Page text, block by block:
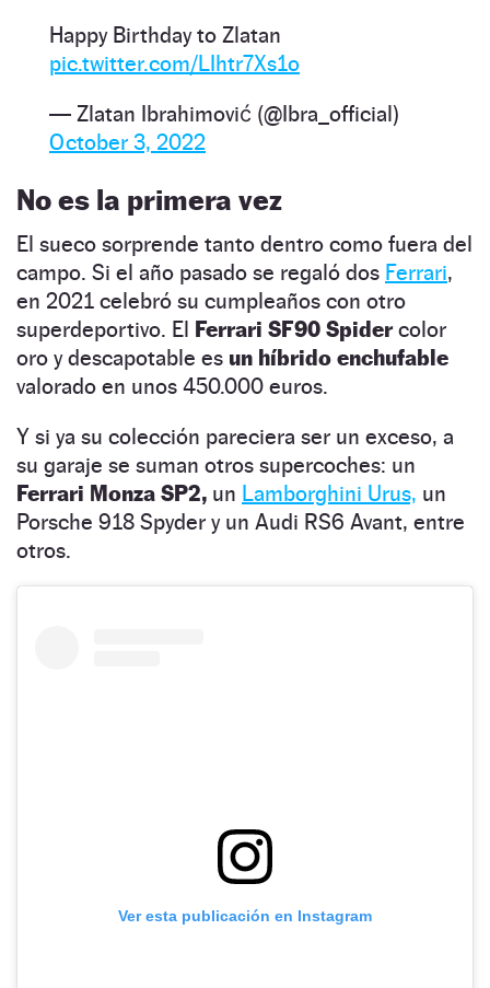
Happy Birthday to Zlatan
pic.twitter.com/LIhtr7Xs1o
— Zlatan Ibrahimović (@Ibra_official)
October 3, 2022
No es la primera vez
El sueco sorprende tanto dentro como fuera del
campo. Si el año pasado se regaló dos Ferrari,
en 2021 celebró su cumpleaños con otro
superdeportivo. El Ferrari SF90 Spidercolor
oro y descapotable es un híbrido enchufable
valorado en unos 450.000 euros.
Y si ya su colección pareciera ser un exceso, a
su garaje se suman otros supercoches: un
Ferrari Monza SP2, un Lamborghini Urus, un
Porsche 918 Spyder y un Audi RS6 Avant, entre
otros.
Ver esta publicación en Instagram